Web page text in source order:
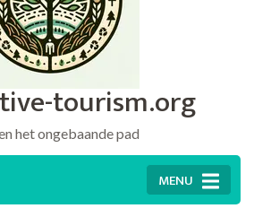
tourism.org
het ongebaande pad
MENU